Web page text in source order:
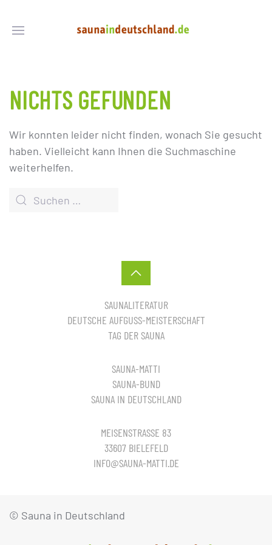
NICHTS GEFUNDEN
Wir konnten leider nicht finden, wonach Sie gesucht
haben. Vielleicht kann Ihnen die Suchmaschine
weiterhelfen.
SAUNALITERATUR
DEUTSCHE AUFGUSS-MEISTERSCHAFT
TAG DER SAUNA
SAUNA-MATTI
SAUNA-BUND
SAUNA IN DEUTSCHLAND
MEISENSTRASSE 83
33607 BIELEFELD
INFO@SAUNA-MATTI.DE
© Sauna in Deutschland